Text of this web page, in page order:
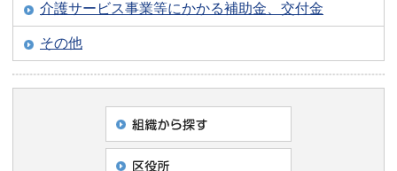
介護サービス事業等にかかる補助金、交付金
その他